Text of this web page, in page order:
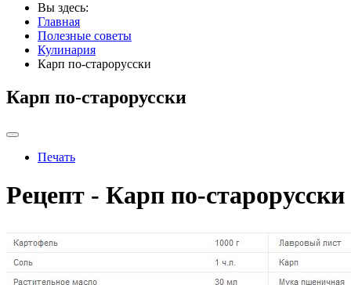
Вы здесь:
Главная
Полезные советы
Кулинария
Карп по-старорусски
Карп по-старорусски
Печать
Рецепт - Карп по-старорусски